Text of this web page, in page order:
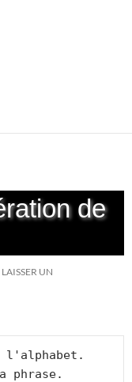
de
LAISSER UN
l'alphabet.
phrase.